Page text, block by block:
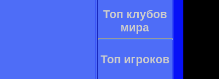
Топ клубов
мира
Топ игроков